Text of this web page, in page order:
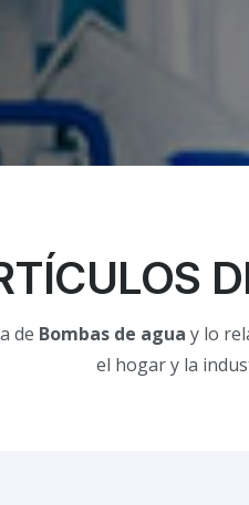
de Bombas de agua y lo
el hogar y la